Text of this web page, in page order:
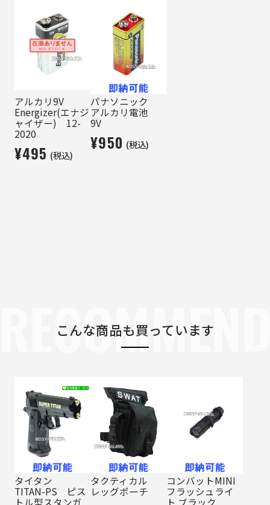
アルカリ9V
Energizer(エナジ
ャイザー) 12-
2020
¥495 (税込)
パナソニック
アルカリ電池
9V
¥950 (税込)
こんな商品も買っています
タイタン
TITAN-PS ピス
トル型スタンガ
タクティカル
レッグポーチ
コンバットMINI
フラッシュライ
ト ブラック